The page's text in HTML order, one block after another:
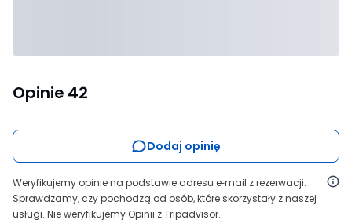
Opinie 42
Dodaj opinię
Weryfikujemy opinie na podstawie adresu e‑mail z rezerwacji.
Sprawdzamy, czy pochodzą od osób, które skorzystały z naszej
usługi. Nie weryfikujemy Opinii z Tripadvisor.